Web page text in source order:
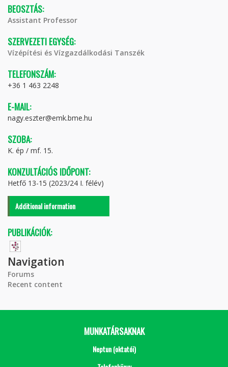
BEOSZTÁS:
Assistant Professor
SZERVEZETI EGYSÉG:
Vízépítési és Vízgazdálkodási Tanszék
TELEFONSZÁM:
+36 1 463 2248
E-MAIL:
nagy.eszter@emk.bme.hu
SZOBA:
K. ép / mf. 15.
KONZULTÁCIÓS IDŐPONT:
Hetfő 13-15 (2023/24 I. félév)
Additional information
PUBLIKÁCIÓK:
Navigation
Forums
Recent content
MUNKATÁRSAKNAK
Neptun (oktatói)